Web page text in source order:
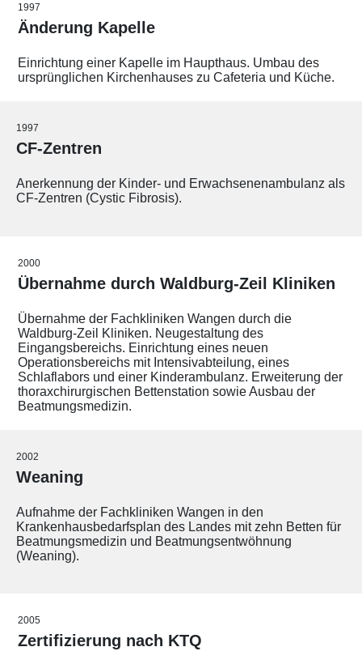
1997
Änderung Kapelle
Einrichtung einer Kapelle im Haupthaus. Umbau des
ursprünglichen Kirchenhauses zu Cafeteria und Küche.
1997
CF-Zentren
Anerkennung der Kinder- und Erwachsenenambulanz als
CF-Zentren (Cystic Fibrosis).
2000
Übernahme durch Waldburg-Zeil Kliniken
Übernahme der Fachkliniken Wangen durch die
Waldburg-Zeil Kliniken. Neugestaltung des
Eingangsbereichs. Einrichtung eines neuen
Operationsbereichs mit Intensivabteilung, eines
Schlaflabors und einer Kinderambulanz. Erweiterung der
thoraxchirurgischen Bettenstation sowie Ausbau der
Beatmungsmedizin.
2002
Weaning
Aufnahme der Fachkliniken Wangen in den
Krankenhausbedarfsplan des Landes mit zehn Betten für
Beatmungsmedizin und Beatmungsentwöhnung
(Weaning).
2005
Zertifizierung nach KTQ